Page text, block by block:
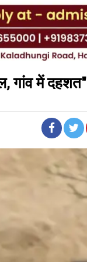
गांव में दहशत"